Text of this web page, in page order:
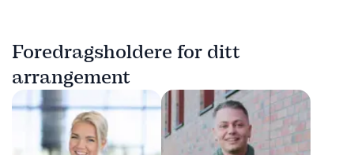
Foredragsholdere for ditt
arrangement